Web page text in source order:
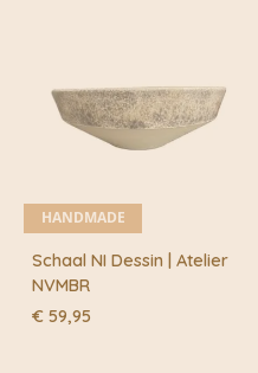
HANDMADE
Schaal NI Dessin | Atelier
NVMBR
€ 59,95